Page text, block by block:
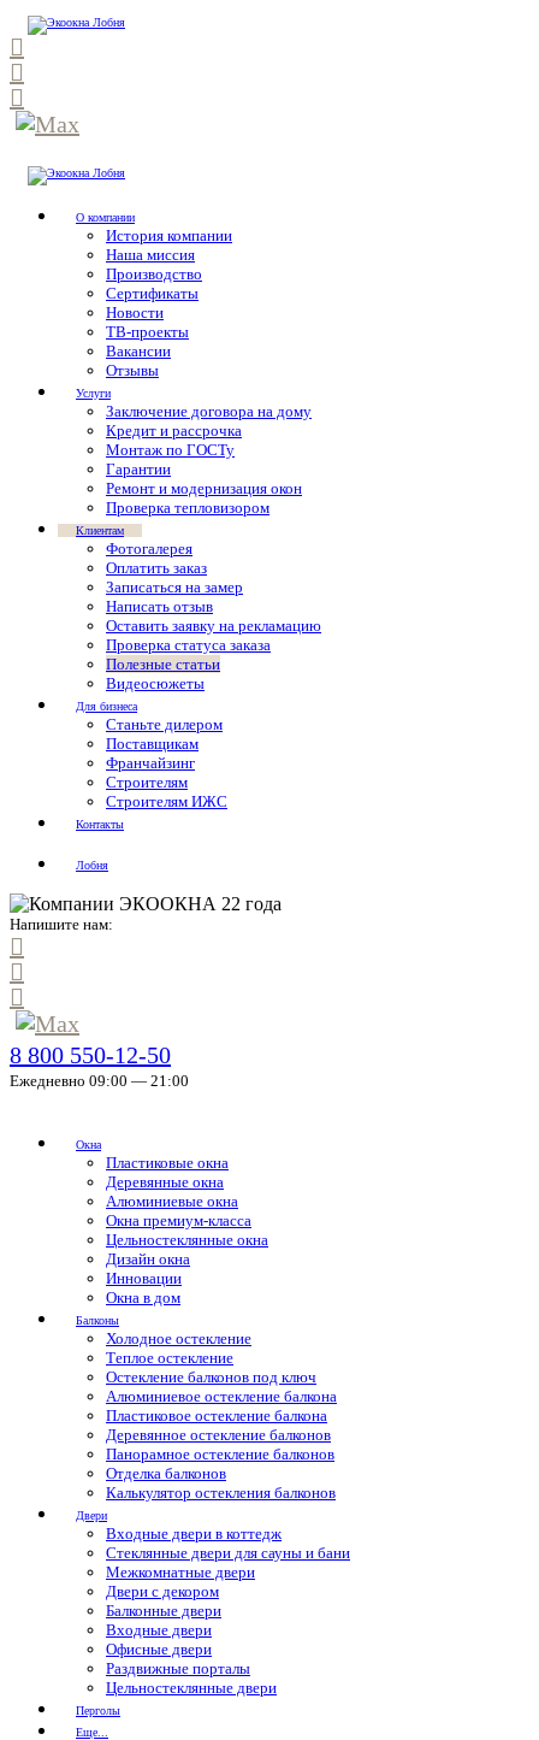
О компании
История компании
Наша миссия
Производство
Сертификаты
Новости
ТВ-проекты
Вакансии
Отзывы
Услуги
Заключение договора на дому
Кредит и рассрочка
Монтаж по ГОСТу
Гарантии
Ремонт и модернизация окон
Проверка тепловизором
Клиентам
Фотогалерея
Оплатить заказ
Записаться на замер
Написать отзыв
Оставить заявку на рекламацию
Проверка статуса заказа
Полезные статьи
Видеосюжеты
Для бизнеса
Станьте дилером
Поставщикам
Франчайзинг
Строителям
Строителям ИЖС
Контакты
Лобня
Напишите нам:
8 800 550-12-50
Ежедневно 09:00 — 21:00
Окна
Пластиковые окна
Деревянные окна
Алюминиевые окна
Окна премиум-класса
Цельностеклянные окна
Дизайн окна
Инновации
Окна в дом
Балконы
Холодное остекление
Теплое остекление
Остекление балконов под ключ
Алюминиевое остекление балкона
Пластиковое остекление балкона
Деревянное остекление балконов
Панорамное остекление балконов
Отделка балконов
Калькулятор остекления балконов
Двери
Входные двери в коттедж
Стеклянные двери для сауны и бани
Межкомнатные двери
Двери с декором
Балконные двери
Входные двери
Офисные двери
Раздвижные порталы
Цельностеклянные двери
Перголы
Еще...